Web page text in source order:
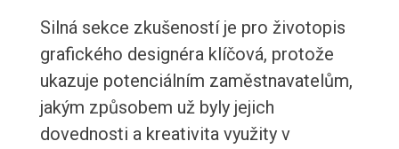
Silná sekce zkušeností je pro životopis
grafického designéra klíčová, protože
ukazuje potenciálním zaměstnavatelům,
jakým způsobem už byly jejich
dovednosti a kreativita využity v